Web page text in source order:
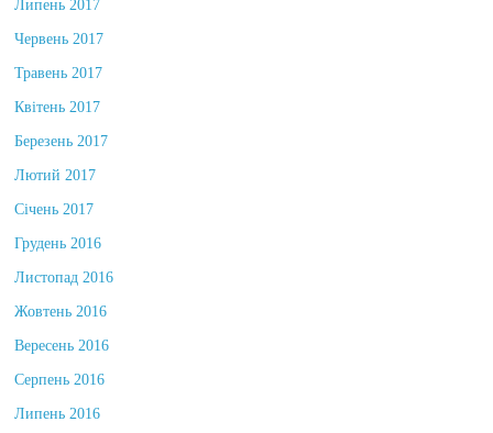
Липень 2017
Червень 2017
Травень 2017
Квітень 2017
Березень 2017
Лютий 2017
Січень 2017
Грудень 2016
Листопад 2016
Жовтень 2016
Вересень 2016
Серпень 2016
Липень 2016